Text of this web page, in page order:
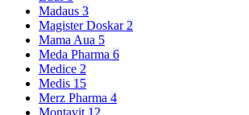
Madaus 3
Magister Doskar2
Mama Aua 5
Meda Pharma 6
Medice 2
Medis 15
Merz Pharma 4